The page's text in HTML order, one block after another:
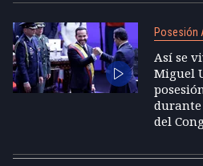
Posesión
Así se
Miguel
durante
del